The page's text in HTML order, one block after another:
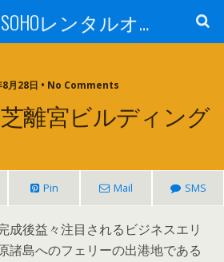
杉並区のSOHOレンタルオフィスTrees西荻
8月28日 • No Comments
離宮ビルディング
Pin Mail SMS
成後益々注目されるビジネスエリ
諸島へのフェリーの出港地である